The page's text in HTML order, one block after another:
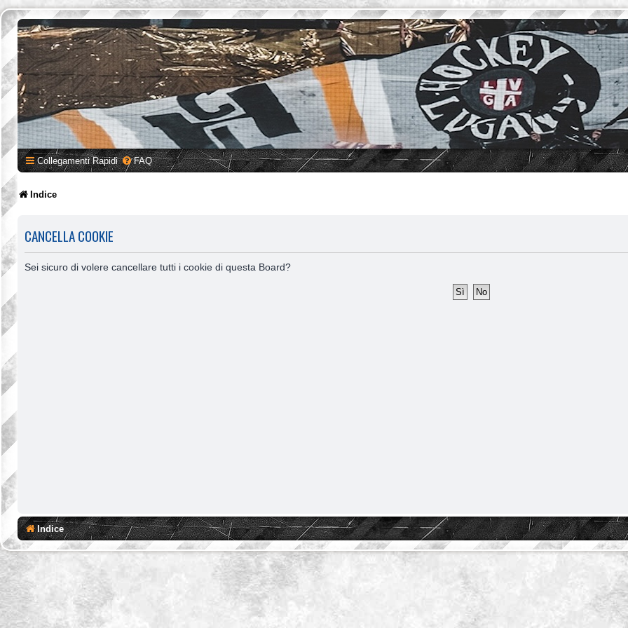
Collegamenti Rapidi FAQ
Indice
CANCELLA COOKIE
Sei sicuro di volere cancellare tutti i cookie di questa Board?
Indice